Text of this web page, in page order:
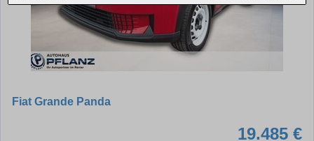
Fiat Grande Panda
19.485 €